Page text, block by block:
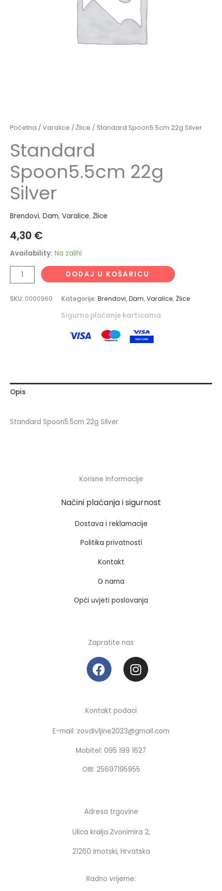
Početna / Varalice / Žlice / Standard Spoon5.5cm 22g Silver
Standard
Spoon5.5cm 22g
Silver
Brendovi, Dam, Varalice, Žlice
4,30 €
Availability: Na zalihi
DODAJ U KOŠARICU
SKU: 0000960 Kategorije: Brendovi,Dam,Varalice,Žlice
Sigurno plaćanje karticama
Opis
Standard Spoon5.5cm 22g Silver
Korisne informacije
Načini plaćanja i sigurnost
Dostava i reklamacije
Politika privatnosti
Kontakt
O nama
Opći uvjeti poslovanja
Zapratite nas
F
a
c
b
o
o
k
I
n
s
a
g
r
a
m
Kontakt podaci
E-mail: zovdivljine2023@gmail.com
Mobitel: 095 199 1627
OIB: 25697195955
Adresa trgovine
Ulica kralja Zvonimira 2,
21260 Imotski, Hrvatska
Radno vrijeme: